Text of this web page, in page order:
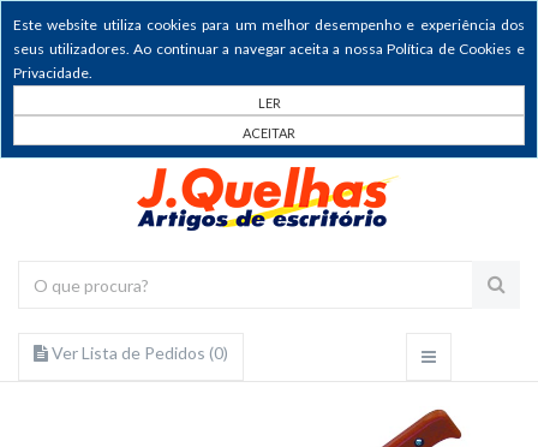
Este website utiliza cookies para um melhor desempenho e experiência dos
seus utilizadores. Ao continuar a navegar aceita a nossa Política de Cookies e
Privacidade.
LER
ACEITAR
Ver Lista de Pedidos (0)